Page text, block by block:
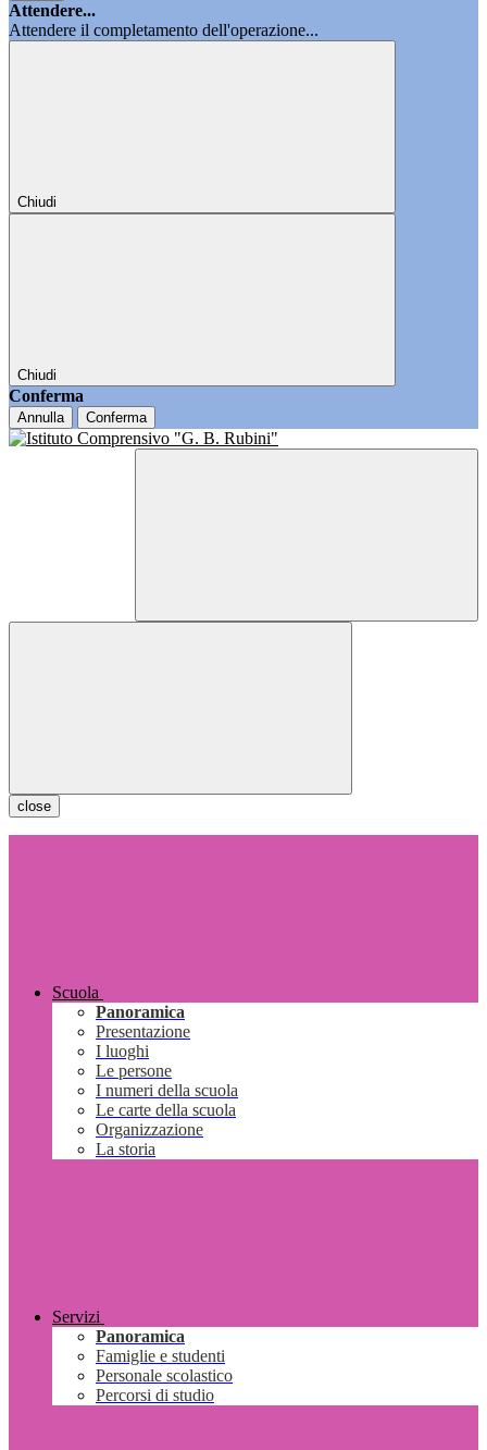
Attendere...
Attendere il completamento dell'operazione...
Chiudi
Chiudi
Conferma
Annulla Conferma
close
Scuola
Panoramica
Presentazione
I luoghi
Le persone
I numeri della scuola
Le carte della scuola
Organizzazione
La storia
Servizi
Panoramica
Famiglie e studenti
Personale scolastico
Percorsi di studio